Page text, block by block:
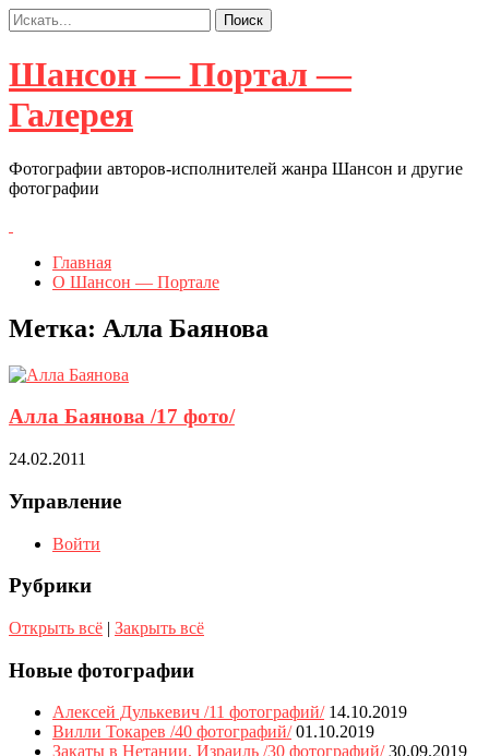
Шансон — Портал —
Галерея
Фотографии авторов-исполнителей жанра Шансон и другие
фотографии
Главная
О Шансон — Портале
Метка: Алла Баянова
Алла Баянова /17 фото/
24.02.2011
Управление
Войти
Рубрики
Открыть всё | Закрыть всё
Новые фотографии
Алексей Дулькевич /11 фотографий/ 14.10.2019
Вилли Токарев /40 фотографий/ 01.10.2019
Закаты в Нетании. Израиль /30 фотографий/ 30.09.2019